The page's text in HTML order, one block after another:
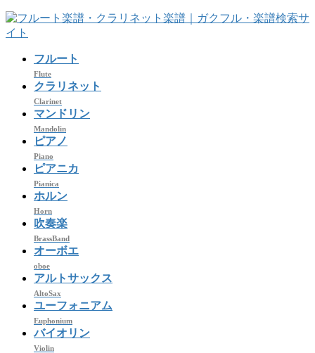
コ
ン
ナ
ビ
フルート
Flute
クラリネット
Clarinet
マンドリン
Mandolin
ピアノ
Piano
ピアニカ
Pianica
ホルン
Horn
吹奏楽
BrassBand
オーボエ
oboe
アルトサックス
AltoSax
ユーフォニアム
Euphonium
バイオリン
Violin